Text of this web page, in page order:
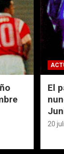
El
20